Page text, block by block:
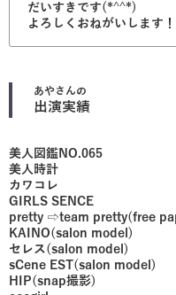
だいすきです(*^^*)
よろしくおねがいします！
あや さんの
出演実績
美人図鑑NO.065
美人時計
カワコレ
GIRLS SENCE
pretty ⇨team pretty(free
KAINO(salon model)
セレス(salon model)
sCene EST(salon model)
HIP(snap撮影)